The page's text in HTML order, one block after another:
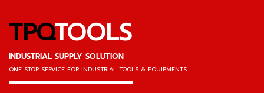
TPQTOOLS
INDUSTRIAL SUPPLY SOLUTION
ONE STOP SERVICE FOR INDUSTRIAL TOOLS & EQUIPMENTS
▬▬▬▬▬▬▬▬▬▬▬▬▬▬▬